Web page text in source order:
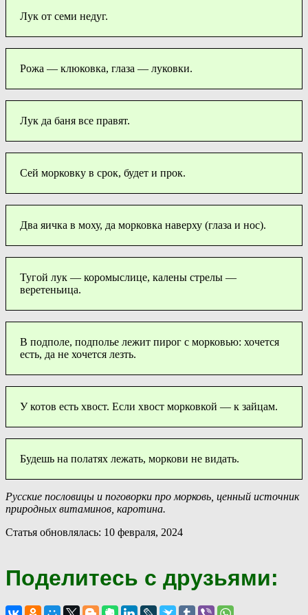
Лук от семи недуг.
Рожа — клюковка, глаза — луковки.
Лук да баня все правят.
Сей морковку в срок, будет и прок.
Два яичка в моху, да морковка наверху (глаза и нос).
Тугой лук — коромыслице, калены стрелы —
веретеньица.
В подполе, подполье лежит пирог с морковью: хочется
есть, да не хочется лезть.
У котов есть хвост. Если хвост морковкой — к зайцам.
Будешь на полатях лежать, моркови не видать.
Русские пословицы и поговорки про морковь, ценный источник
природных витаминов, каротина.
Статья обновлялась: 10 февраля, 2024
Поделитесь с друзьями: